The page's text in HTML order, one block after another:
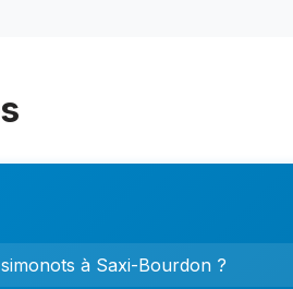
à Saxi-Bourdon ?